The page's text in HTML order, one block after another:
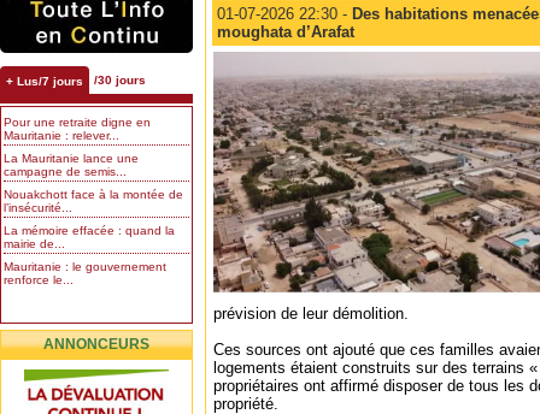
+ Lus/7 jours /30 jours
Pour une retraite digne en
Mauritanie : relever...
La Mauritanie lance une
campagne de semis...
Nouakchott face à la montée de
l’insécurité...
La mémoire effacée : quand la
mairie de...
Mauritanie : le gouvernement
renforce le...
ANNONCEURS
01-07-2026 22:30 - Des habitations
moughata d’Arafat
prévision de leur démolition.
Ces sources ont ajouté que ces familles
logements étaient construits sur des terrains
propriétaires ont affirmé disposer de tous les
propriété.